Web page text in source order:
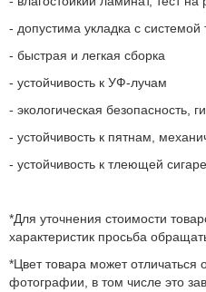
- допустима укладка с
- быстрая и легкая сборка
- устойчивость к УФ-лучам
- экологическая безопасность,
- устойчивость к пятнам,
- устойчивость к тлеющей
*Для уточнения стоимости
характеристик просьба
*Цвет товара может отличаться
фотографии, в том числе это